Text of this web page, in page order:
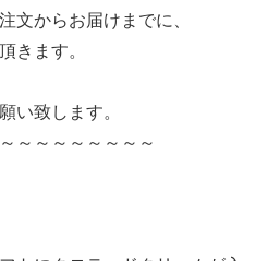
文からお届けまでに、
きます。
い致します。
～～～～～～～～